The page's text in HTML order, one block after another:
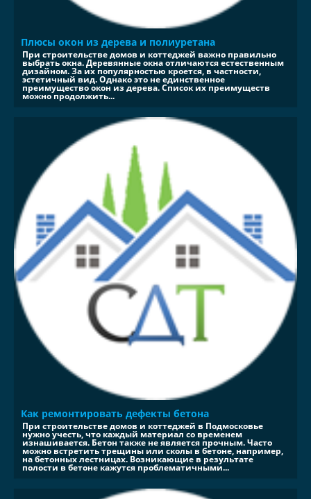
Плюсы окон из дерева и полиуретана
При строительстве домов и коттеджей важно правильно
выбрать окна. Деревянные окна отличаются естественным
дизайном. За их популярностью кроется, в частности,
эстетичный вид. Однако это не единственное
преимущество окон из дерева. Список их преимуществ
можно продолжить...
Как ремонтировать дефекты бетона
При строительстве домов и коттеджей в Подмосковье
нужно учесть, что каждый материал со временем
изнашивается. Бетон также не является прочным. Часто
можно встретить трещины или сколы в бетоне, например,
на бетонных лестницах. Возникающие в результате
полости в бетоне кажутся проблематичными...